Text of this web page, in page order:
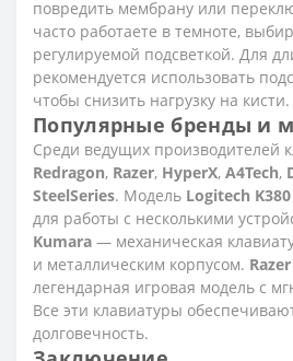
повредить мембрану или
часто работаете в темноте,
регулируемой подсветкой. Для
рекомендуется использовать
чтобы снизить нагрузку на кисти.
Популярные бренды и
Среди ведущих производителей
Redragon, Razer, HyperX, A4Tech,
SteelSeries. Модель Logitech K380
для работы с несколькими
Kumara — механическая
и металлическим корпусом.
легендарная игровая модель с
Все эти клавиатуры
долговечность.